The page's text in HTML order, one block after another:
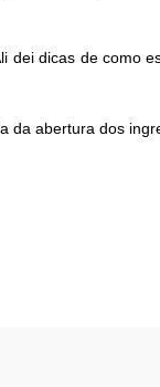
dei dicas de como
da abertura dos